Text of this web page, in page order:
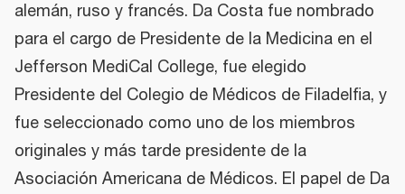
alemán, ruso y francés. Da Costa fue nombrado
para el cargo de Presidente de la Medicina en el
Jefferson MediCal College, fue elegido
Presidente del Colegio de Médicos de Filadelfia, y
fue seleccionado como uno de los miembros
originales y más tarde presidente de la
Asociación Americana de Médicos. El papel de Da